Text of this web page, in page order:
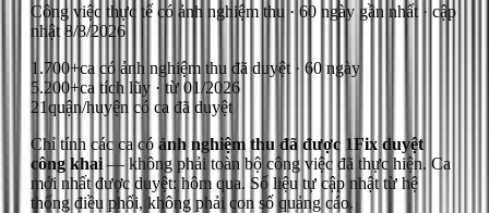
Công việc thực tế có ảnh nghiệm thu · 60 ngày gần nhất · cập
nhật 8/8/2026
1.700+ca có ảnh nghiệm thu đã duyệt · 60 ngày
5.200+ca tích lũy · từ 01/2026
21quận/huyện có ca đã duyệt
Chỉ tính các ca có ảnh nghiệm thu đã được 1Fix duyệt
công khai — không phải toàn bộ công việc đã thực hiện. Ca
mới nhất được duyệt: hôm qua. Số liệu tự cập nhật từ hệ
thống điều phối, không phải con số quảng cáo.